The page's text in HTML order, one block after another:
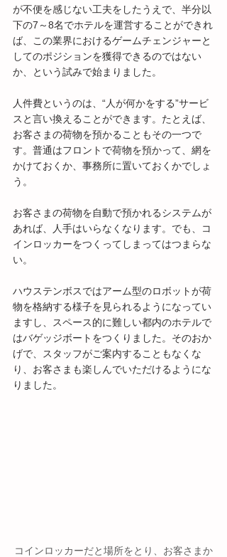
が不便を感じない工夫をしたうえで、半分以
下の7～8名でホテルを運営することができれ
ば、この業界におけるゲームチェンジャーと
してのポジションを獲得できるのではない
か、という試みで始まりました。
人件費というのは、“人が何かをする”サービ
スと言い換えることができます。たとえば、
お客さまの荷物を預かることもその一つで
す。普通はフロントで荷物を預かって、網を
かけておくか、事務所に置いておくかでしょ
う。
お客さまの荷物を自動で預かれるシステムが
あれば、人手はいらなくなります。でも、コ
インロッカーをつくってしまってはつまらな
い。
ハウステンボスではアーム型のロボットが荷
物を格納する様子を見られるようになってい
ますし、スペース的に難しい都内のホテルで
はバゲッジボートをつくりました。そのおか
げで、スタッフがご案内することもなくな
り、お客さまも楽しんでいただけるようにな
りました。
コインロッカーだと場所をとり、お客さまか